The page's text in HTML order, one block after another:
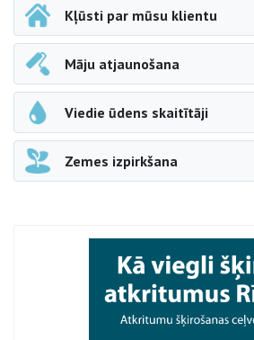
Kļūsti par mūsu klientu
Māju atjaunošana
Viedie ūdens skaitītāji
Zemes izpirkšana